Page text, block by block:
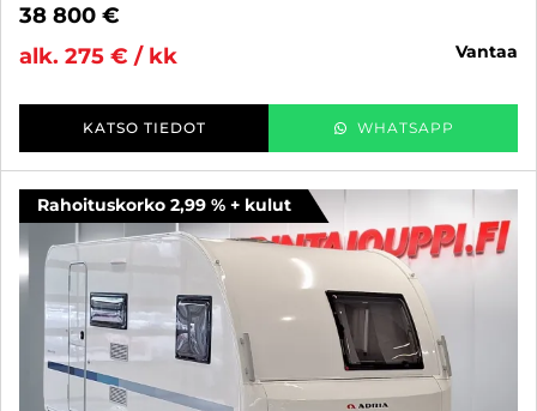
38 800 €
alk. 275 € / kk
vantaa
KATSO TIEDOT WHATSAPP
Rahoituskorko 2,99 % + kulut